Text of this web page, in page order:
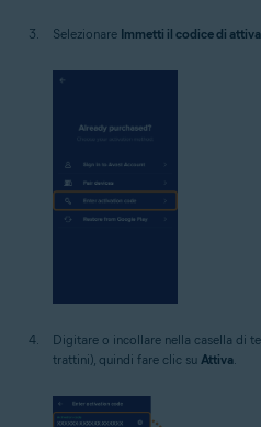
Selezionare Immetti il codice di
Digitare o incollare nella casella di
trattini), quindi fare clic su Attiva